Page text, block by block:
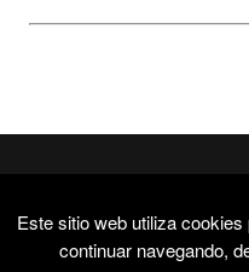
© Copyright 2015 -
Este sitio web utiliza
continuar navegando,